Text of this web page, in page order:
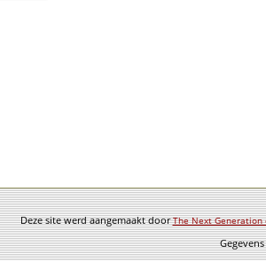
Deze site werd aangemaakt doorThe Next Generation